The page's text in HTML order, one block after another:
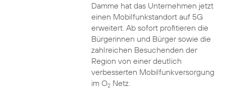
Damme hat das Unternehmen jetzt
einen Mobilfunkstandort auf 5G
erweitert. Ab sofort profitieren die
Bürgerinnen und Bürger sowie die
zahlreichen Besuchenden der
Region von einer deutlich
verbesserten Mobilfunkversorgung
im O2Netz.